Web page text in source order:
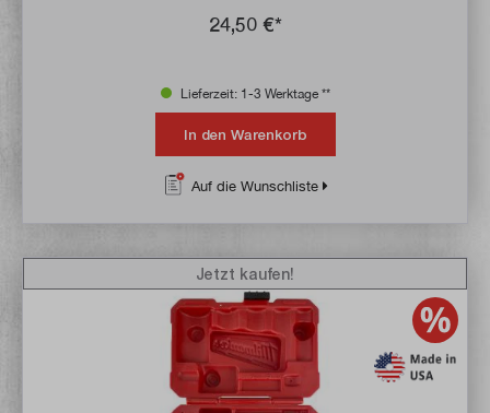
24,50 €*
Lieferzeit: 1-3 Werktage **
In den Warenkorb
Auf die Wunschliste
Jetzt kaufen!